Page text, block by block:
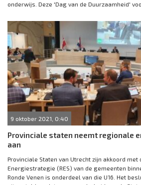
onderwijs. Deze 'Dag van de Duurzaamheid'
9 oktober 2021, 0:40
Provinciale staten neemt regionale
aan
Provinciale Staten van Utrecht zijn akkoord met
Energiestrategie (RES) van de gemeenten
Ronde Venen is onderdeel van die U16. Het